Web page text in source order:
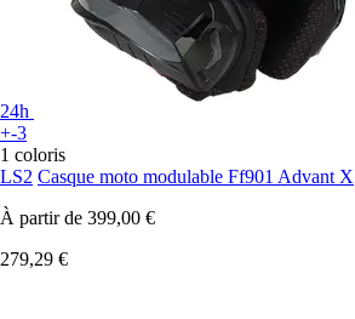
24h
+-3
1 coloris
LS2 Casque moto modulable Ff901 Advant X
À partir de 399,00 €
279,29 €